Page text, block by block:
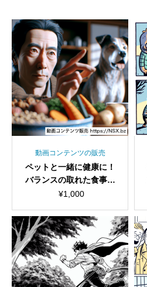
動画コンテンツの販売
ペットと一緒に健康に！
バランスの取れた食事法
を紹介しますショート動
¥1,000